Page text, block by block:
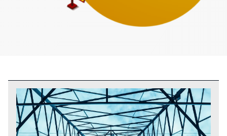
om te zetten in concrete resultaten. Met onze expertise
in het realiseren van projecten, onder andere
zonnestroominstallaties, laadoplossingen en
batterijopslag, zorgen we voor een
toekomstbestendige energietransitie.